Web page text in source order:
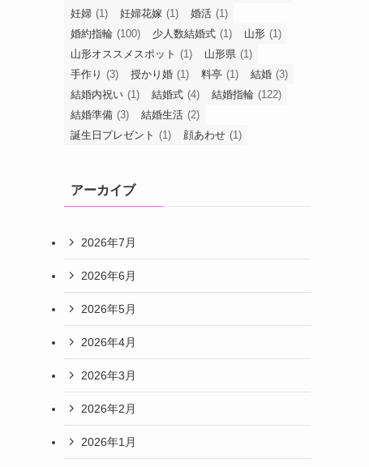
妊婦 (1) 妊婦花嫁 (1) 婚活 (1)
婚約指輪 (100) 少人数結婚式 (1) 山形 (1)
山形オススメスポット (1) 山形県 (1)
手作り (3) 授かり婚 (1) 料亭 (1) 結婚 (3)
結婚内祝い (1) 結婚式 (4) 結婚指輪 (122)
結婚準備 (3) 結婚生活 (2)
誕生日プレゼント (1) 顔あわせ (1)
アーカイブ
2026年7月
2026年6月
2026年5月
2026年4月
2026年3月
2026年2月
2026年1月